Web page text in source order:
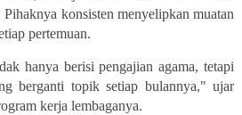
Pihaknya konsisten menyelipkan muatan
pertemuan.
hanya berisi pengajian agama, tetapi
berganti topik setiap bulannya," ujar
kerja lembaganya.